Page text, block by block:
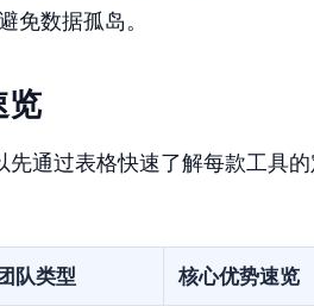
免数据孤岛。
览
通过表格快速了解每款工具的
队类型 核心优势速览